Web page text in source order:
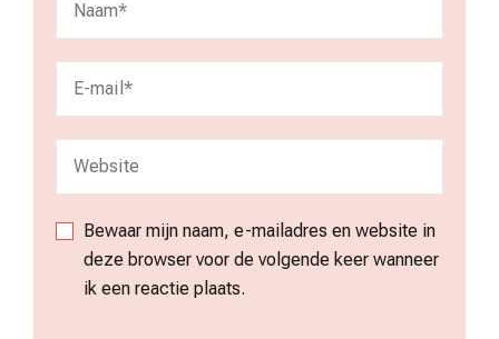
Bewaar mijn naam, e-mailadres en website in
deze browser voor de volgende keer wanneer
ik een reactie plaats.